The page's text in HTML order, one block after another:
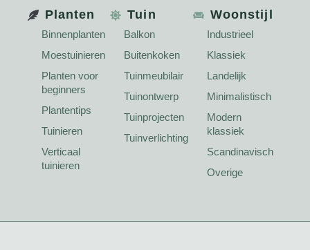
Planten
Binnenplanten
Moestuinieren
Planten voor
beginners
Plantentips
Tuinieren
Verticaal
tuinieren
Tuin
Balkon
Buitenkoken
Tuinmeubilair
Tuinontwerp
Tuinprojecten
Tuinverlichting
Woonstijl
Industrieel
Klassiek
Landelijk
Minimalistisch
Modern
klassiek
Scandinavisch
Overige